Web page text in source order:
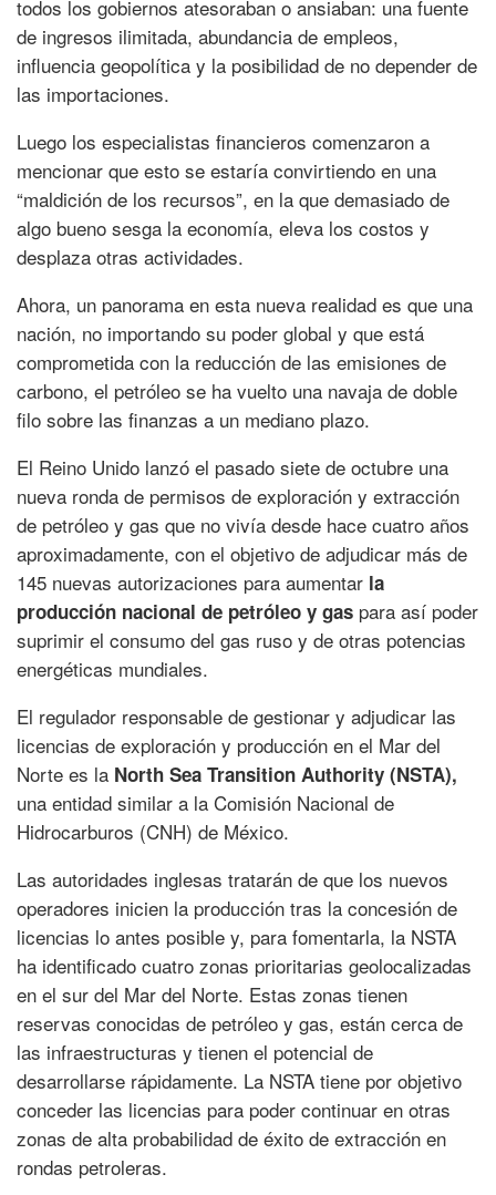
todos los gobiernos atesoraban o ansiaban: una fuente
de ingresos ilimitada, abundancia de empleos,
influencia geopolítica y la posibilidad de no depender de
las importaciones.
Luego los especialistas financieros comenzaron a
mencionar que esto se estaría convirtiendo en una
“maldición de los recursos”, en la que demasiado de
algo bueno sesga la economía, eleva los costos y
desplaza otras actividades.
Ahora, un panorama en esta nueva realidad es que una
nación, no importando su poder global y que está
comprometida con la reducción de las emisiones de
carbono, el petróleo se ha vuelto una navaja de doble
filo sobre las finanzas a un mediano plazo.
El Reino Unido lanzó el pasado siete de octubre una
nueva ronda de permisos de exploración y extracción
de petróleo y gas que no vivía desde hace cuatro años
aproximadamente, con el objetivo de adjudicar más de
145 nuevas autorizaciones para aumentar la
producción nacional de petróleo y gas para así poder
suprimir el consumo del gas ruso y de otras potencias
energéticas mundiales.
El regulador responsable de gestionar y adjudicar las
licencias de exploración y producción en el Mar del
Norte es la North Sea Transition Authority (NSTA),
una entidad similar a la Comisión Nacional de
Hidrocarburos (CNH) de México.
Las autoridades inglesas tratarán de que los nuevos
operadores inicien la producción tras la concesión de
licencias lo antes posible y, para fomentarla, la NSTA
ha identificado cuatro zonas prioritarias geolocalizadas
en el sur del Mar del Norte. Estas zonas tienen
reservas conocidas de petróleo y gas, están cerca de
las infraestructuras y tienen el potencial de
desarrollarse rápidamente. La NSTA tiene por objetivo
conceder las licencias para poder continuar en otras
zonas de alta probabilidad de éxito de extracción en
rondas petroleras.